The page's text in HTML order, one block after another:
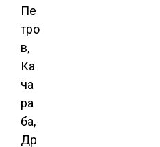
Пе
тро
в,
Ка
ча
ра
ба,
Др